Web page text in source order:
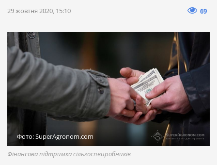
29 жовтня 2020, 15:10 69
Фото: SuperAgronom.com
Фінансова підтримка сільгоспвиробників